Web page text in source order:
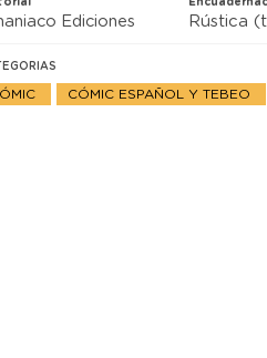
Ediciones Rústica
CÓMIC ESPAÑOL Y TEBEO